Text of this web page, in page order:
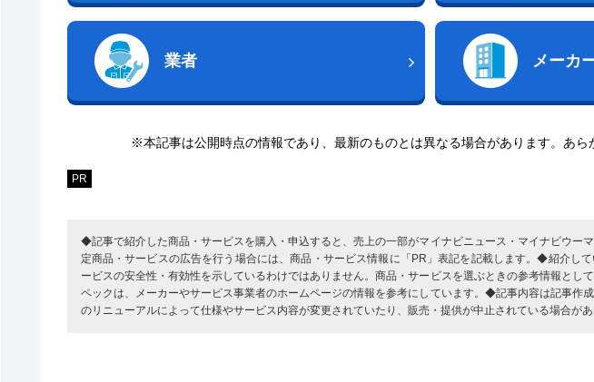
業者 メーカ
※本記事は公開時点の情報であり、最新のものとは異なる場合があります。あら
PR
◆記事で紹介した商品・サービスを購入・申込すると、売上の一部がマイナビニュース・マイナビウー
定商品・サービスの広告を行う場合には、商品・サービス情報に「PR」表記を記載します。◆紹介し
ービスの安全性・有効性を示しているわけではありません。商品・サービスを選ぶときの参考情報とし
ペックは、メーカーやサービス事業者のホームページの情報を参考にしています。◆記事内容は記事作
のリニューアルによって仕様やサービス内容が変更されていたり、販売・提供が中止されている場合があ